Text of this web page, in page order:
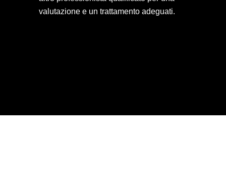
valutazione e un trattamento adeguati.